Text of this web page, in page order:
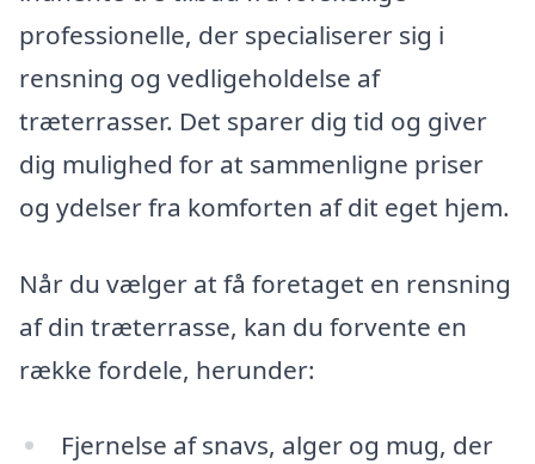
professionelle, der specialiserer sig i
rensning og vedligeholdelse af
træterrasser. Det sparer dig tid og giver
dig mulighed for at sammenligne priser
og ydelser fra komforten af dit eget hjem.
Når du vælger at få foretaget en rensning
af din træterrasse, kan du forvente en
række fordele, herunder:
Fjernelse af snavs, alger og mug, der